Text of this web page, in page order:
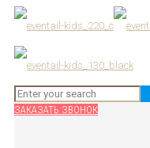
ЗАКАЗАТЬ ЗВОНОК